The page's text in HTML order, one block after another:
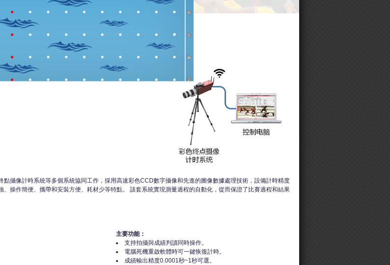
攝像計時系統等多個系統協同工作，採用高速彩色CCD數字攝像和先進的圖像數據處理技術，設備計時精度
操作簡便、攜帶和安裝方便、耗材少等特點。 該套系統實現測量過程的自動化，從而保證了比賽過程和結果
主要功能：
支持拍攝與成績判讀同時操作。
電腦死機重啟軟體時可一鍵恢復計時。
成績輸出精度0.0001秒~1秒可選。